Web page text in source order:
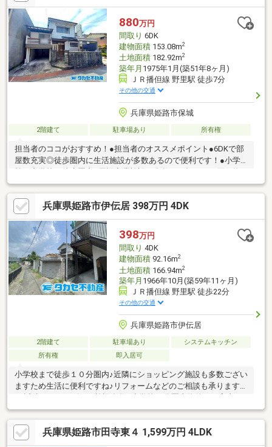
880万円
間取り 6DK
建物面積153.08m2
土地面積182.92m2
築年月 1975年1月(築51年8ヶ月)
ＪＲ播但線 野里駅 徒歩7分
その他の交通
兵庫県姫路市保城
2階建て 駐車場あり 所有権
担当者のココがおすすめ！●担当者のオススメポイント●6DKで部
屋数充実◎徒歩圏内に生活施設が多数あるので便利です！●小学
校・中学校は徒歩圏内●周辺商業施設が多数あり毎日のお買い物
にも便利です！（お支払例）借入金 ８８０万円（諸経費別途
要）借入期間 ３５年変動金利０．６７５％月々 ２３，５３０
円（ボーナス払い無し）物件のご案内、詳細は０１２０－７２２
－５５５タカセ不動産姫路店までお気軽にお問合せ下さい♪ご連絡
心よりお待ちしております(^_^)v
兵庫県姫路市伊伝居 398万円 4DK
398万円
間取り 4DK
建物面積92.16m2
土地面積166.94m2
築年月 1966年10月(築59年11ヶ月)
ＪＲ播但線 野里駅 徒歩22分
その他の交通
兵庫県姫路市伊伝居
2階建て 駐車場あり
システムキッチン
所有権
即入居可
小学校まで徒歩１０分圏内♪近隣にショッピング施設も多数ござい
ますため生活に便利ですね♪リフォームなどのご相談も承ります
詳細は０１２０－７２２－５５５タカセ不動産姫路店までお気軽
にお問合せ下さい♪ご連絡心よりお待ちしております(^_^)v
兵庫県姫路市田寺東４ 1,599万円 4LDK